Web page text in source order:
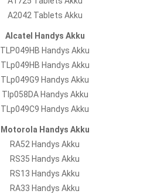
A2042 Tablets Akku
Alcatel Handys Akku
TLP049HB Handys Akku
TLp049HB Handys Akku
TLp049G9 Handys Akku
Tlp058DA Handys Akku
TLp049C9 Handys Akku
Motorola Handys Akku
RA52 Handys Akku
RS35 Handys Akku
RS13 Handys Akku
RA33 Handys Akku